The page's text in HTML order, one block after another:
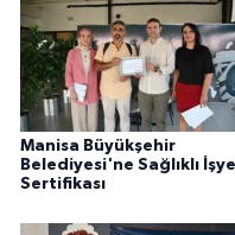
Manisa Büyükşehir
Belediyesi'ne Sağlıklı
Sertifikası